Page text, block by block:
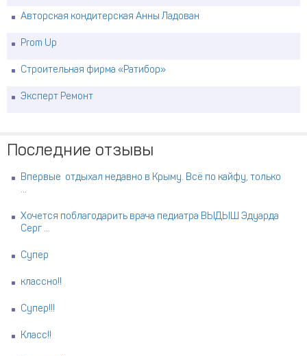
Авторская кондитерская Анны Ладован
Prom Up
Строительная фирма «Ратибор»
Эксперт Ремонт
Последние отзывы
Впервые отдыхал недавно в Крыму. Всё по кайфу, только
...
Хочется поблагодарить врача педиатра ВЫДЫШ Эдуарда
Серг ...
Супер
классно!!
Супер!!!
Класс!!